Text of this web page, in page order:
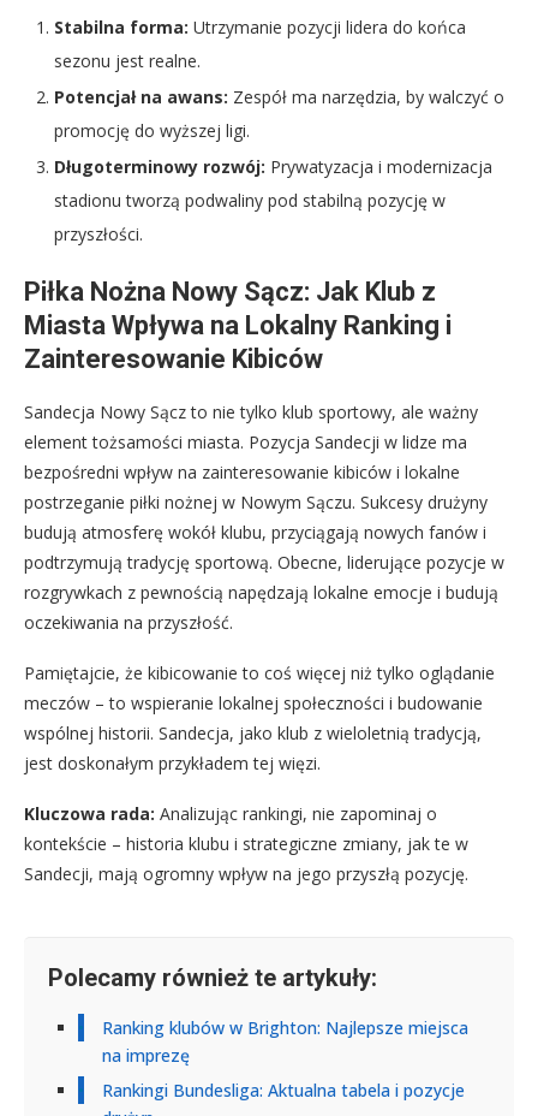
Stabilna forma: Utrzymanie pozycji lidera do końca
sezonu jest realne.
Potencjał na awans: Zespół ma narzędzia, by walczyć o
promocję do wyższej ligi.
Długoterminowy rozwój: Prywatyzacja i modernizacja
stadionu tworzą podwaliny pod stabilną pozycję w
przyszłości.
Piłka Nożna Nowy Sącz: Jak Klub z
Miasta Wpływa na Lokalny Ranking i
Zainteresowanie Kibiców
Sandecja Nowy Sącz to nie tylko klub sportowy, ale ważny
element tożsamości miasta. Pozycja Sandecji w lidze ma
bezpośredni wpływ na zainteresowanie kibiców i lokalne
postrzeganie piłki nożnej w Nowym Sączu. Sukcesy drużyny
budują atmosferę wokół klubu, przyciągają nowych fanów i
podtrzymują tradycję sportową. Obecne, liderujące pozycje w
rozgrywkach z pewnością napędzają lokalne emocje i budują
oczekiwania na przyszłość.
Pamiętajcie, że kibicowanie to coś więcej niż tylko oglądanie
meczów – to wspieranie lokalnej społeczności i budowanie
wspólnej historii. Sandecja, jako klub z wieloletnią tradycją,
jest doskonałym przykładem tej więzi.
Kluczowa rada: Analizując rankingi, nie zapominaj o
kontekście – historia klubu i strategiczne zmiany, jak te w
Sandecji, mają ogromny wpływ na jego przyszłą pozycję.
Polecamy również te artykuły:
Ranking klubów w Brighton: Najlepsze miejsca
na imprezę
Rankingi Bundesliga: Aktualna tabela i pozycje